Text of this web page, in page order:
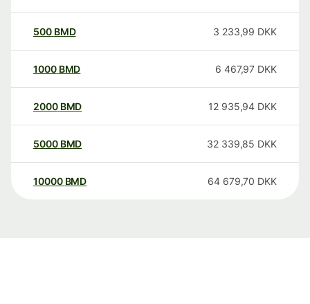
500 BMD 3 233,99 DKK
1000 BMD 6 467,97 DKK
2000 BMD 12 935,94 DKK
5000 BMD 32 339,85 DKK
10000 BMD 64 679,70 DKK